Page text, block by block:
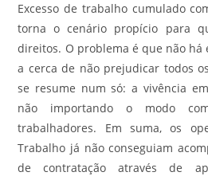
Excesso de trabalho cumulado
torna o cenário propício para
direitos. O problema é que não
a cerca de não prejudicar todos
se resume num só: a vivência
não importando o modo
trabalhadores. Em suma, os
Trabalho já não conseguiam
de contratação através de